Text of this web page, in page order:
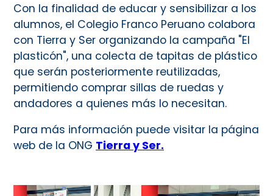
Con la finalidad de educar y sensibilizar a los
alumnos, el Colegio Franco Peruano colabora
con Tierra y Ser organizando la campaña "El
plasticón", una colecta de tapitas de plástico
que serán posteriormente reutilizadas,
permitiendo comprar sillas de ruedas y
andadores a quienes más lo necesitan.
Para más información puede visitar la página
web de la ONG Tierra y Ser.